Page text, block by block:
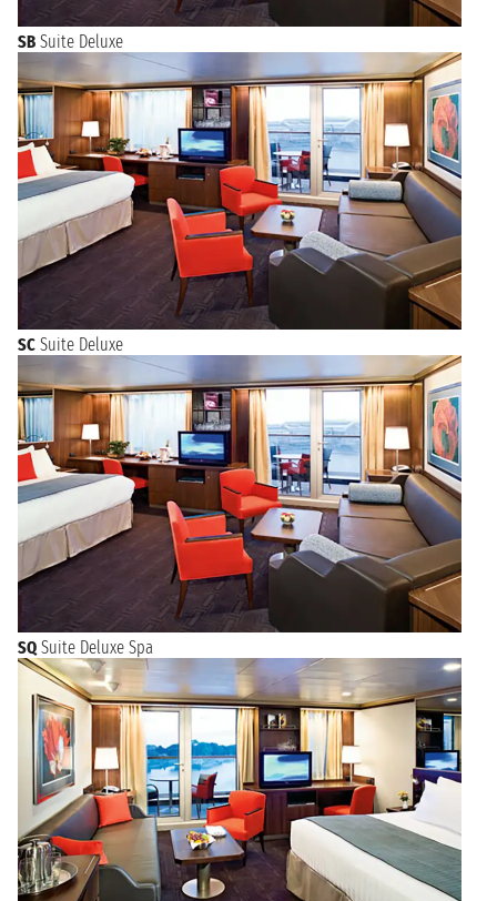
SB Suite Deluxe
SC Suite Deluxe
SQ Suite Deluxe Spa